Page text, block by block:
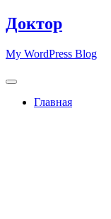
Skip
to
Доктор
My WordPress Blog
Главная